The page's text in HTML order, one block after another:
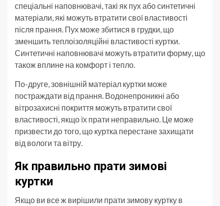
спеціальні наповнювачі, такі як пух або синтетичні
матеріали, які можуть втратити свої властивості
після прання. Пух може збитися в грудки, що
зменшить теплоізоляційні властивості куртки.
Синтетичні наповнювачі можуть втратити форму, що
також вплине на комфорт і тепло.
По-друге, зовнішній матеріал куртки може
постраждати від прання. Водонепроникні або
вітрозахисні покриття можуть втратити свої
властивості, якщо їх прати неправильно. Це може
призвести до того, що куртка перестане захищати
від вологи та вітру.
Як правильно прати зимові
куртки
Якщо ви все ж вирішили прати зимову куртку в